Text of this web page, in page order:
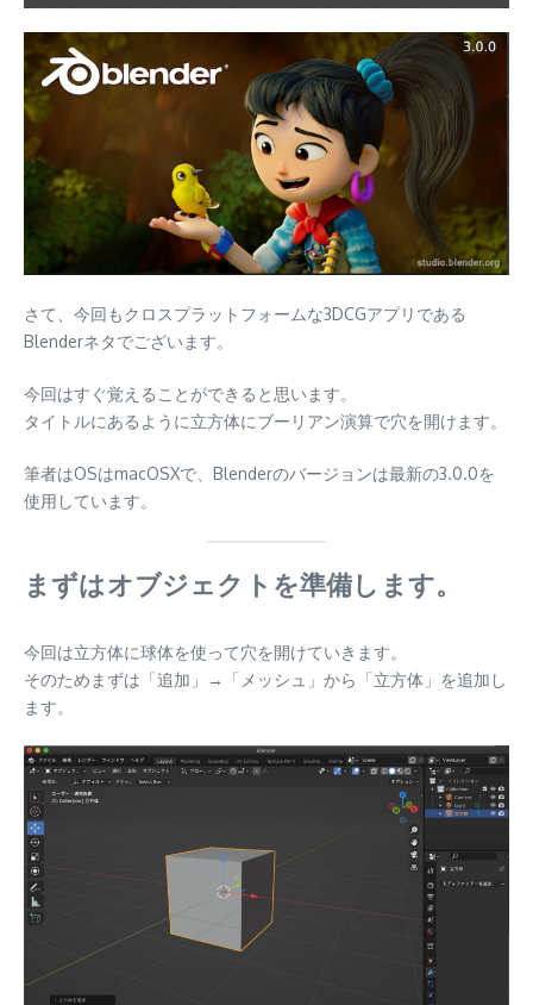
さて、今回もクロスプラットフォームな3DCGアプリである
Blenderネタでございます。
今回はすぐ覚えることができると思います。
タイトルにあるように立方体にブーリアン演算で穴を開けます。
筆者はOSはmacOSXで、Blenderのバージョンは最新の3.0.0を
使用しています。
まずはオブジェクトを準備します。
今回は立方体に球体を使って穴を開けていきます。
そのためまずは「追加」→「メッシュ」から「立方体」を追加し
ます。